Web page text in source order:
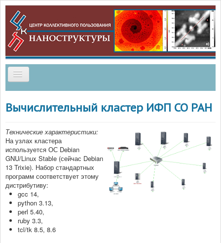
Приборный парк
Метрологическое обеспечение
Вычислительный кластер ИФП СО РАН
Технические характеристики:
На узлах кластера
используется ОС Debian
GNU/Linux Stable (сейчас Debian
13 Trixie). Набор стандартных
программ соответствует этому
дистрибутиву:
gcc 14,
python 3.13,
perl 5.40,
ruby 3.3,
tcl/tk 8.5, 8.6